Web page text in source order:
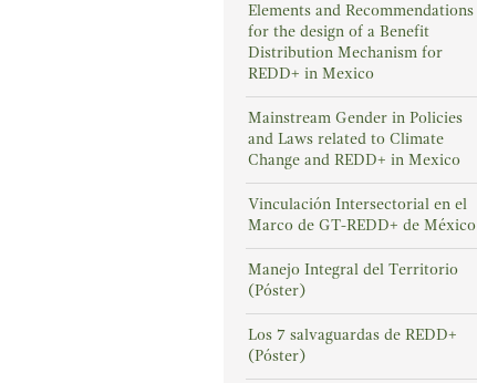
Elements and Recommendations
for the design of a Benefit
Distribution Mechanism for
REDD+ in Mexico
Mainstream Gender in Policies
and Laws related to Climate
Change and REDD+ in Mexico
Vinculación Intersectorial en el
Marco de GT-REDD+ de México
Manejo Integral del Territorio
(Póster)
Los 7 salvaguardas de REDD+
(Póster)